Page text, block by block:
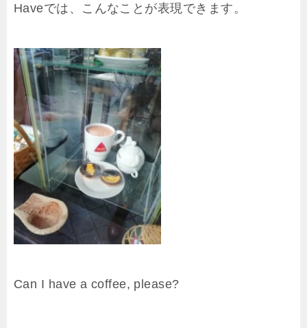
Haveでは、こんなことが表現できます。
Can I have a coffee, please?